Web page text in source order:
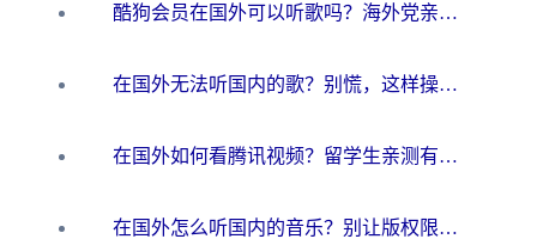
酷狗会员在国外可以听歌吗？海外党亲测有效：3步解决音乐权限难题
在国外无法听国内的歌？别慌，这样操作就能畅听QQ音乐（附亲测加速器推荐）
在国外如何看腾讯视频？留学生亲测有效的回国加速方案
在国外怎么听国内的音乐？别让版权限制断了你的华语歌单